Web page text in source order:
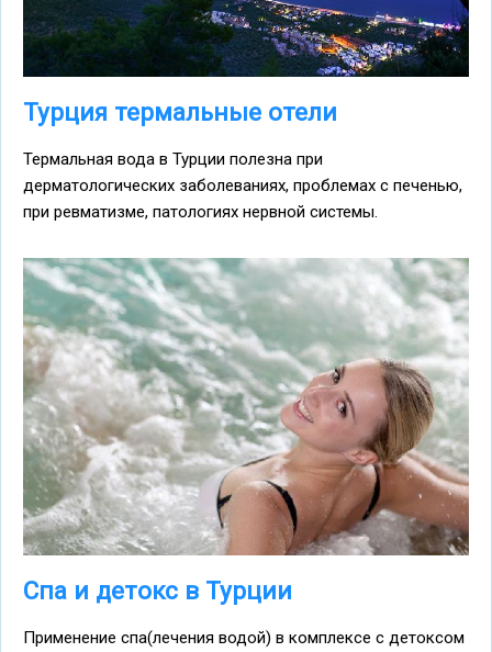
Турция термальные отели
Термальная вода в Турции полезна при
дерматологических заболеваниях, проблемах с печенью,
при ревматизме, патологиях нервной системы.
Спа и детокс в Турции
Применение спа(лечения водой) в комплексе с детоксом